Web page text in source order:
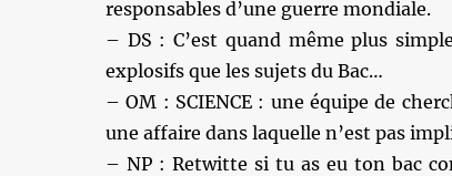
responsables d’une guerre mondiale.
– DS : C’est quand même plus
explosifs que les sujets du Bac…
– OM : SCIENCE : une équipe de
une affaire dans laquelle n’est pas
– NP : Retwitte si tu as eu ton bac